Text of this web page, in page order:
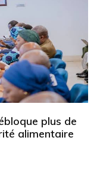
plus de
alimentaire